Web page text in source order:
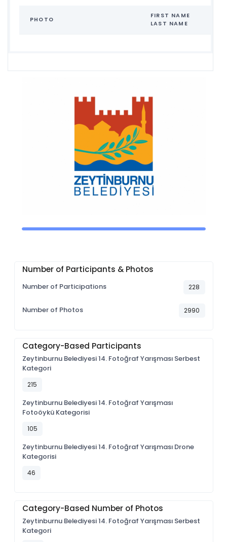
PHOTO
FIRST NAME
LAST NAME
Number of Participants & Photos
Number of Participations 228
Number of Photos 2990
Category-Based Participants
Zeytinburnu Belediyesi 14. Fotoğraf Yarışması Serbest
Kategori
215
Zeytinburnu Belediyesi 14. Fotoğraf Yarışması
Fotoöykü Kategorisi
105
Zeytinburnu Belediyesi 14. Fotoğraf Yarışması Drone
Kategorisi
46
Category-Based Number of Photos
Zeytinburnu Belediyesi 14. Fotoğraf Yarışması Serbest
Kategori